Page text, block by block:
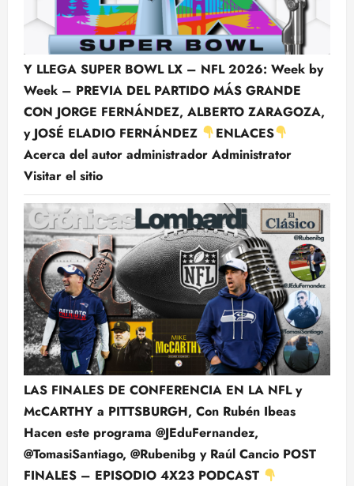
Y LLEGA SUPER BOWL LX – NFL 2026: Week by
Week – PREVIA DEL PARTIDO MÁS GRANDE
CON JORGE FERNÁNDEZ, ALBERTO ZARAGOZA,
y JOSÉ ELADIO FERNÁNDEZ
ENLACES
Acerca del autor administrador Administrator
Visitar el sitio
LAS FINALES DE CONFERENCIA EN LA NFL y
McCARTHY a PITTSBURGH, Con Rubén Ibeas
Hacen este programa @JEduFernandez,
@TomasiSantiago, @Rubenibg y Raúl Cancio POST
FINALES – EPISODIO 4X23 PODCAST